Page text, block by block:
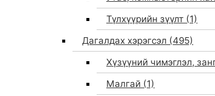
Түлхүүрийн зүүлт (1)
Дагалдах хэрэгсэл (495)
Хүзүүний чимэглэл,
Малгай (1)